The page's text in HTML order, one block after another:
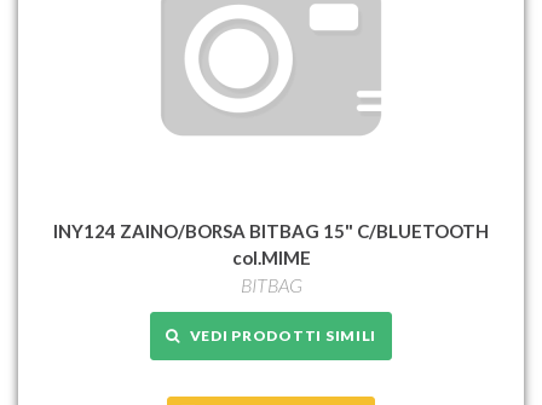
INY124 ZAINO/BORSA BITBAG 15" C/BLUETOOTH
col.MIME
BITBAG
VEDI PRODOTTI SIMILI